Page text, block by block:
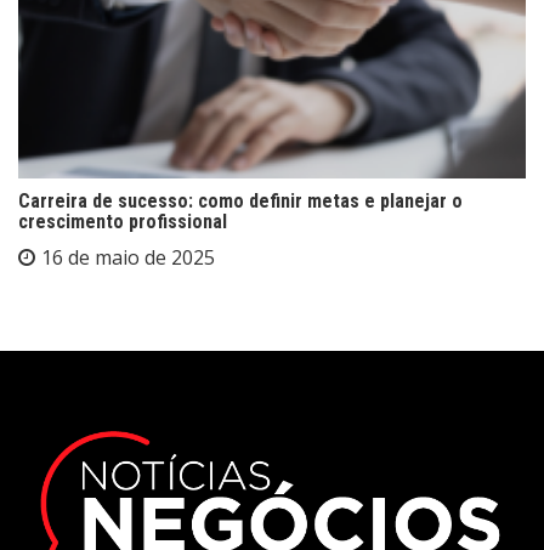
Carreira de sucesso: como definir metas e planejar o
crescimento profissional
16 de maio de 2025